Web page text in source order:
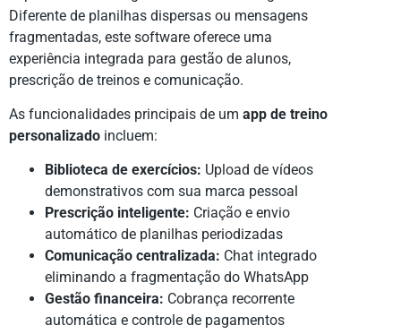
Diferente de planilhas dispersas ou mensagens
fragmentadas, este software oferece uma
experiência integrada para gestão de alunos,
prescrição de treinos e comunicação.
As funcionalidades principais de um app de treino
personalizado incluem:
Biblioteca de exercícios: Upload de vídeos
demonstrativos com sua marca pessoal
Prescrição inteligente: Criação e envio
automático de planilhas periodizadas
Comunicação centralizada: Chat integrado
eliminando a fragmentação do WhatsApp
Gestão financeira: Cobrança recorrente
automática e controle de pagamentos